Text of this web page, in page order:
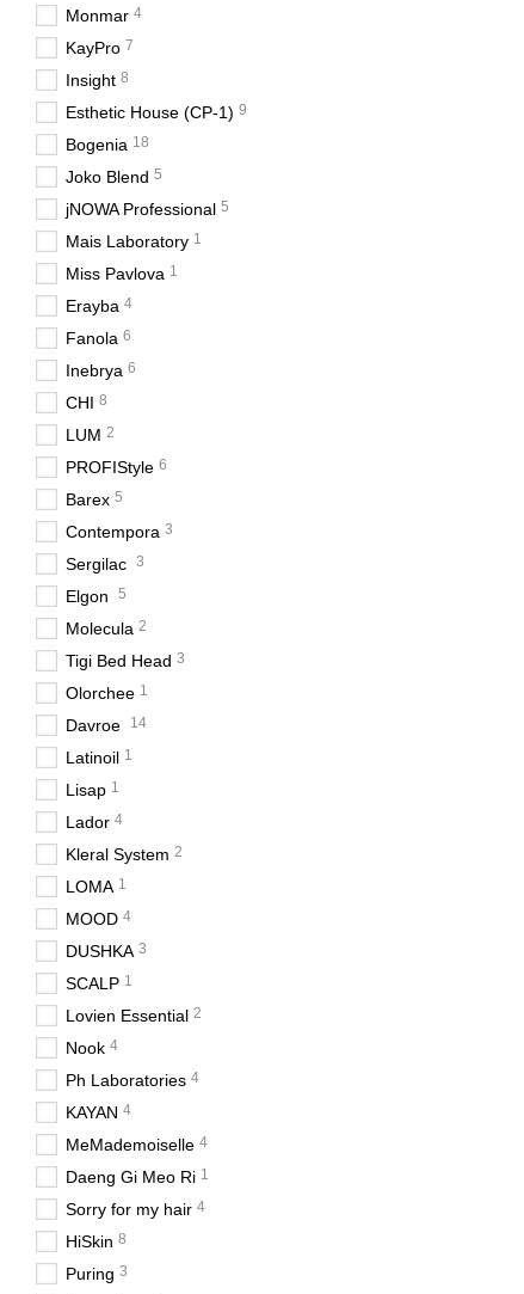
Monmar 4
KayPro 7
Insight 8
Esthetic House (CP-1) 9
Bogenia 18
Joko Blend 5
jNOWA Professional 5
Mais Laboratory 1
Miss Pavlova 1
Erayba 4
Fanola 6
Inebrya 6
CHI 8
LUM 2
PROFIStyle 6
Barex 5
Contempora 3
Sergilac 3
Elgon 5
Molecula 2
Tigi Bed Head 3
Olorchee 1
Davroe 14
Latinoil 1
Lisap 1
Lador 4
Kleral System 2
LOMA 1
MOOD 4
DUSHKA 3
SCALP 1
Lovien Essential 2
Nook 4
Ph Laboratories 4
KAYAN 4
MeMademoiselle 4
Daeng Gi Meo Ri 1
Sorry for my hair 4
HiSkin 8
Puring 3